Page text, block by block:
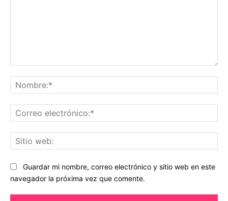
Guardar mi nombre, correo electrónico y sitio web en este
navegador la próxima vez que comente.